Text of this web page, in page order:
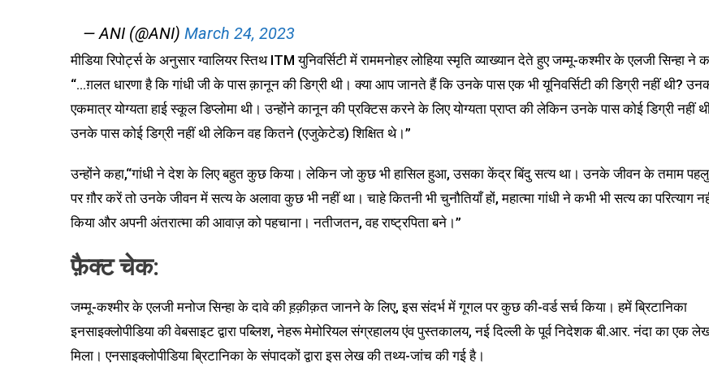
— ANI (@ANI) March 24, 2023
मीडिया रिपोर्ट्स के अनुसार ग्वालियर स्तिथ ITM युनिवर्सिटी में राममनोहर लोहिया स्मृति व्याख्यान देते हुए जम्मू-कश्मीर के एलजी सिन्हा ने
“…ग़लत धारणा है कि गांधी जी के पास क़ानून की डिग्री थी। क्या आप जानते हैं कि उनके पास एक भी यूनिवर्सिटी की डिग्री नहीं थी?
एकमात्र योग्यता हाई स्कूल डिप्लोमा थी। उन्होंने कानून की प्रक्टिस करने के लिए योग्यता प्राप्त की लेकिन उनके पास कोई डिग्री नहीं
उनके पास कोई डिग्री नहीं थी लेकिन वह कितने (एजुकेटेड) शिक्षित थे।”
उन्होंने कहा,“गांधी ने देश के लिए बहुत कुछ किया। लेकिन जो कुछ भी हासिल हुआ, उसका केंद्र बिंदु सत्य था। उनके जीवन के तमाम
पर ग़ौर करें तो उनके जीवन में सत्य के अलावा कुछ भी नहीं था। चाहे कितनी भी चुनौतियाँ हों, महात्मा गांधी ने कभी भी सत्य का परित्याग
किया और अपनी अंतरात्मा की आवाज़ को पहचाना। नतीजतन, वह राष्ट्रपिता बने।”
फ़ैक्ट चेक:
जम्मू-कश्मीर के एलजी मनोज सिन्हा के दावे की ह़क़ीक़त जानने के लिए, इस संदर्भ में गूगल पर कुछ की-वर्ड सर्च किया। हमें ब्रिटानिका
इनसाइक्लोपीडिया की वेबसाइट द्वारा पब्लिश, नेहरू मेमोरियल संग्रहालय एंव पुस्तकालय, नई दिल्ली के पूर्व निदेशक बी.आर. नंदा का एक
मिला। एनसाइक्लोपीडिया ब्रिटानिका के संपादकों द्वारा इस लेख की तथ्य-जांच की गई है।